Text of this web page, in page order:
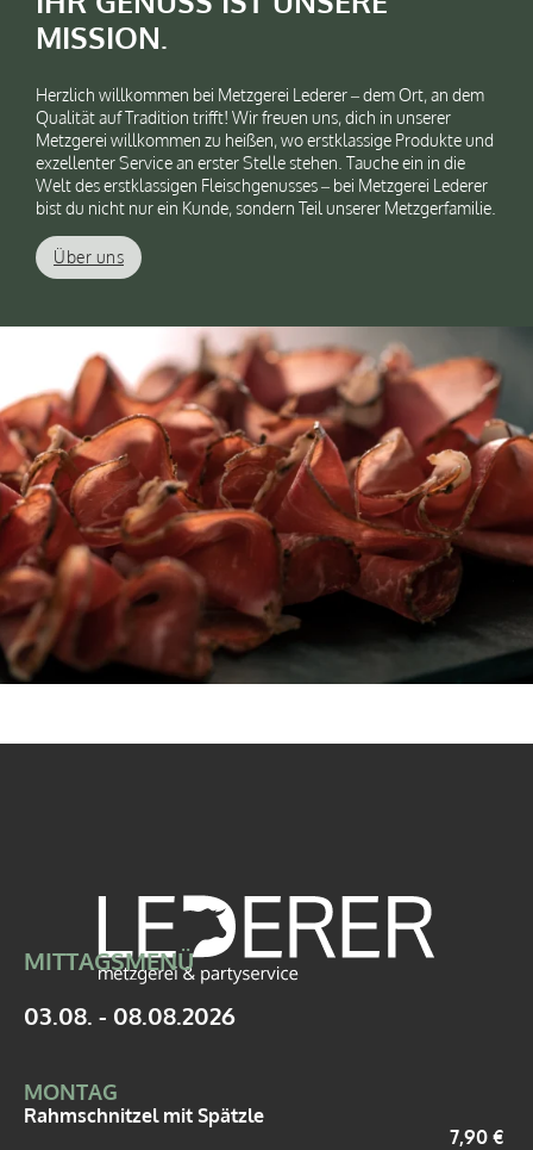
MISSION.
Herzlich willkommen bei Metzgerei Lederer – dem Ort, an dem
Qualität auf Tradition trifft! Wir freuen uns, dich in unserer
Metzgerei willkommen zu heißen, wo erstklassige Produkte und
exzellenter Service an erster Stelle stehen. Tauche ein in die
Welt des erstklassigen Fleischgenusses – bei Metzgerei Lederer
bist du nicht nur ein Kunde, sondern Teil unserer Metzgerfamilie.
Über uns
MITTAGSMENÜ
03.08. - 08.08.2026
MONTAG
Rahmschnitzel mit Spätzle
7,90 €